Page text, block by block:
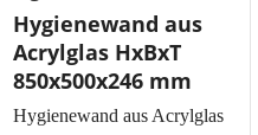
Hygienewand aus
Acrylglas HxBxT
850x500x246 mm
Hygienewand aus Acrylglas